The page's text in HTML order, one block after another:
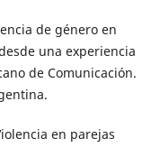
de género en
una experiencia
de Comunicación.
en parejas